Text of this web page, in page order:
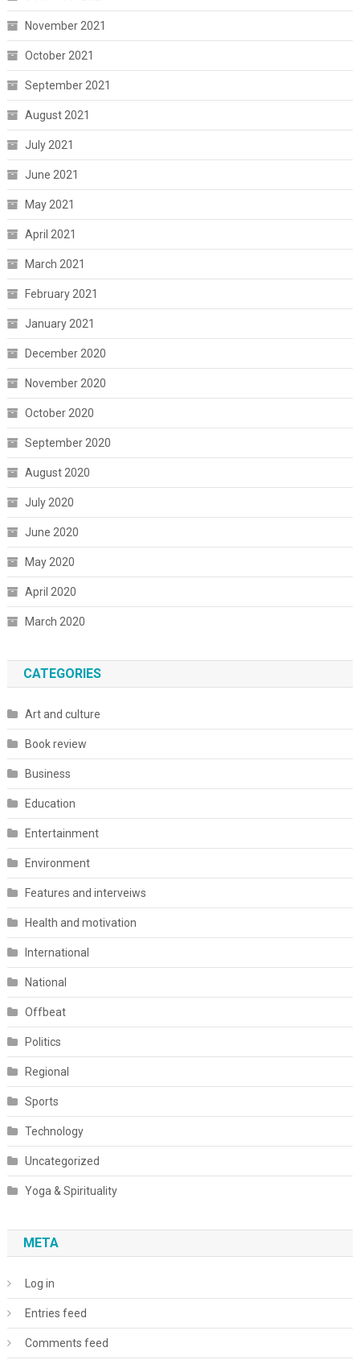
November 2021
October 2021
September 2021
August 2021
July 2021
June 2021
May 2021
April 2021
March 2021
February 2021
January 2021
December 2020
November 2020
October 2020
September 2020
August 2020
July 2020
June 2020
May 2020
April 2020
March 2020
CATEGORIES
Art and culture
Book review
Business
Education
Entertainment
Environment
Features and interveiws
Health and motivation
International
National
Offbeat
Politics
Regional
Sports
Technology
Uncategorized
Yoga & Spirituality
META
Log in
Entries feed
Comments feed